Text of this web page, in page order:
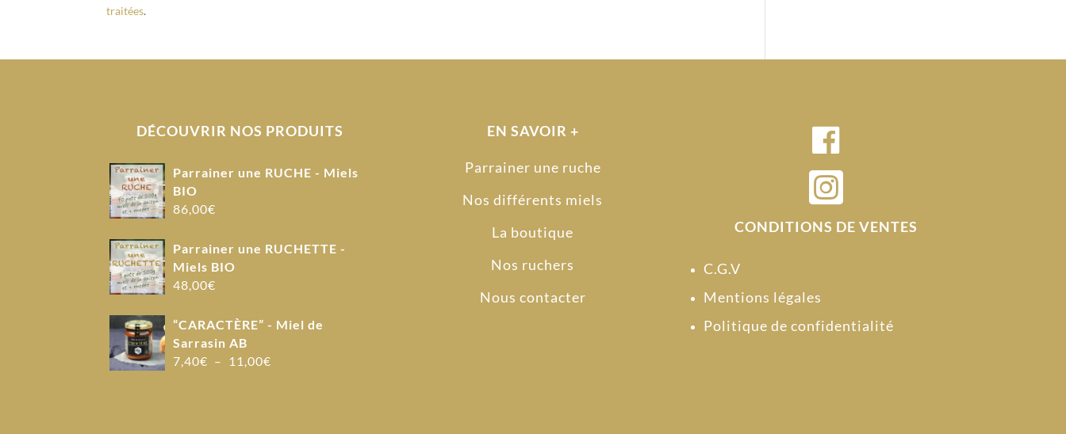
traitées.
DÉCOUVRIR NOS PRODUITS
Parrainer une RUCHE - Miels
BIO
86,00€
Parrainer une RUCHETTE -
Miels BIO
48,00€
“CARACTÈRE” - Miel de
Sarrasin AB
7,40€ – 11,00€
EN SAVOIR +
Parrainer une ruche
Nos différents miels
La boutique
Nos ruchers
Nous contacter

CONDITIONS DE VENTES
C.G.V
Mentions légales
Politique de confidentialité